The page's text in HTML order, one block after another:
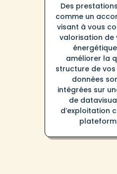
Des
comme un
visant à vous
valorisation de
améliorer la
structure de vos
données
intégrées sur
de
d’exploitation